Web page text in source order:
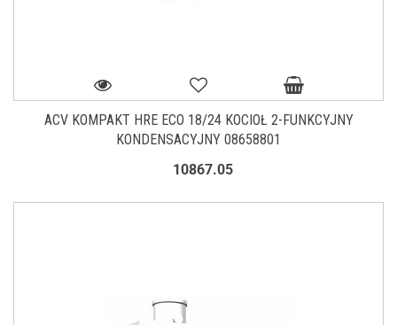
ACV KOMPAKT HRE ECO 18/24 KOCIOŁ 2-FUNKCYJNY
KONDENSACYJNY 08658801
10867.05